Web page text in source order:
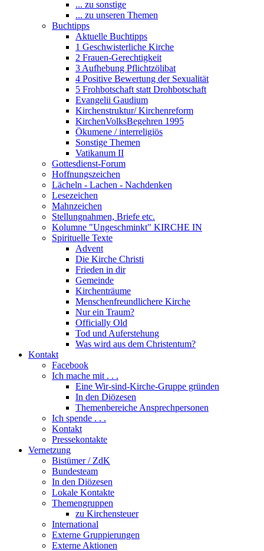
... zu sonstige
... zu unseren Themen
Buchtipps
Aktuelle Buchtipps
1 Geschwisterliche Kirche
2 Frauen-Gerechtigkeit
3 Aufhebung Pflichtzölibat
4 Positive Bewertung der Sexualität
5 Frohbotschaft statt Drohbotschaft
Evangelii Gaudium
Kirchenstruktur/ Kirchenreform
KirchenVolksBegehren 1995
Ökumene / interreligiös
Sonstige Themen
Vatikanum II
Gottesdienst-Forum
Hoffnungszeichen
Lächeln - Lachen - Nachdenken
Lesezeichen
Mahnzeichen
Stellungnahmen, Briefe etc.
Kolumne "Ungeschminkt" KIRCHE IN
Spirituelle Texte
Advent
Die Kirche Christi
Frieden in dir
Gemeinde
Kirchenträume
Menschenfreundlichere Kirche
Nur ein Traum?
Officially Old
Tod und Auferstehung
Was wird aus dem Christentum?
Kontakt
Facebook
Ich mache mit . . .
Eine Wir-sind-Kirche-Gruppe gründen
In den Diözesen
Themenbereiche Ansprechpersonen
Ich spende . . .
Kontakt
Pressekontakte
Vernetzung
Bistümer / ZdK
Bundesteam
In den Diözesen
Lokale Kontakte
Themengruppen
zu Kirchensteuer
International
Externe Gruppierungen
Externe Aktionen